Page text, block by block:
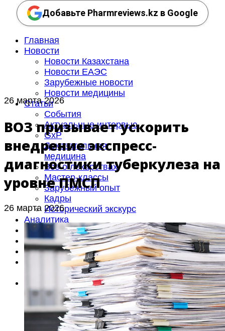
Добавьте Pharmreviews.kz в Google
Главная
Новости
Новости Казахстана
Новости ЕАЭС
Зарубежные новости
Новости медицины
Статьи
События
Актуальные интервью
GxP
Доказательная
медицина
Все о лекарствах
Мастер-классы
Зарубежный опыт
Кадры
Исторический экскурс
Аналитика
Анонсы
Документы
Литература
Объявления
Вакансии
Об издании
О редакции
Контакты
Подписка
26 марта 2026
ВОЗ призывает ускорить
внедрение экспресс-
диагностики туберкулеза на
уровне ПМСП
26 марта 2026